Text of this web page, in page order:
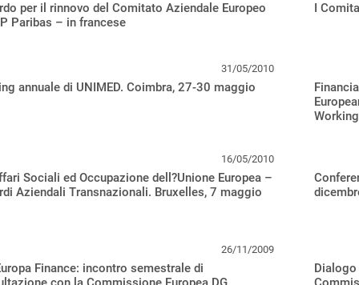
per il rinnovo del Comitato Aziendale Europeo
Paribas – in francese
I
31/05/2010
annuale di UNIMED. Coimbra, 27-30 maggio
16/05/2010
Sociali ed Occupazione dell?Unione Europea –
Aziendali Transnazionali. Bruxelles, 7 maggio
26/11/2009
Finance: incontro semestrale di
Dialogo